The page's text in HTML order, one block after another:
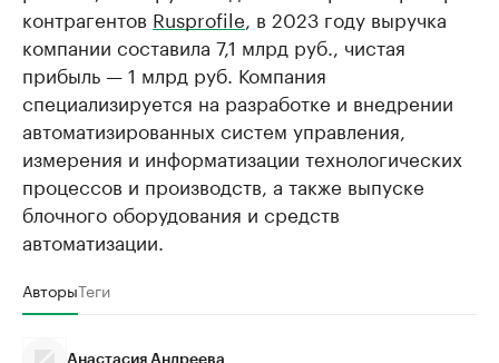
контрагентов Rusprofile , в 2023 году выручка
компании составила 7,1 млрд руб., чистая
прибыль — 1 млрд руб. Компания
специализируется на разработке и внедрении
автоматизированных систем управления,
измерения и информатизации технологических
процессов и производств, а также выпуске
блочного оборудования и средств
автоматизации.
АвторыТеги
Анастасия Андреева